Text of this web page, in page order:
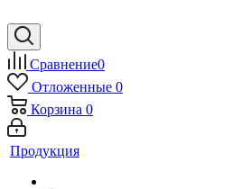
Сравнение0
Отложенные 0
Корзина 0
Продукция